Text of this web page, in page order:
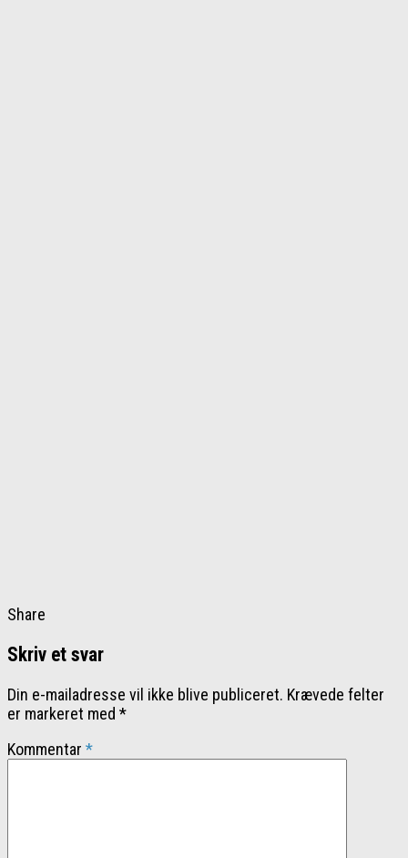
Share
Skriv et svar
Din e-mailadresse vil ikke blive publiceret. Krævede felter
er markeret med *
Kommentar *